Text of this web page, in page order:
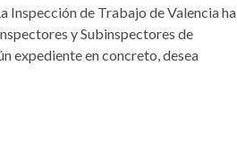
Inspección de Trabajo de Valencia ha
y Subinspectores de
expediente en concreto, desea